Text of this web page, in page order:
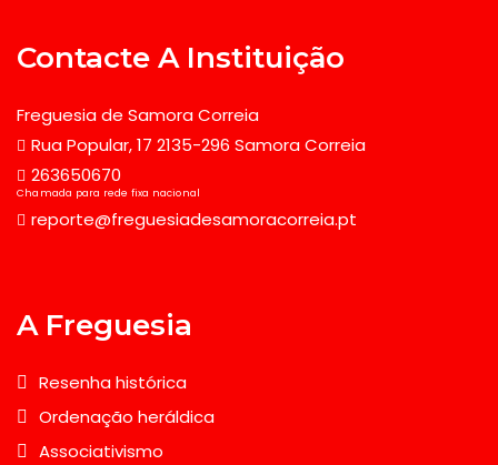
Contacte A Instituição
Freguesia de Samora Correia
Rua Popular, 17 2135-296 Samora Correia
263650670
Chamada para rede fixa nacional
reporte@freguesiadesamoracorreia.pt
A Freguesia
Resenha histórica
Ordenação heráldica
Associativismo